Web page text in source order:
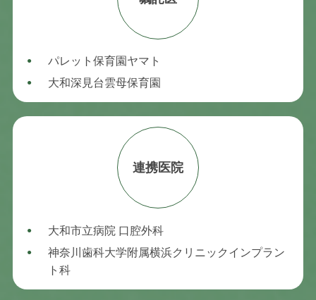
パレット保育園ヤマト
大和深見台雲母保育園
連携医院
大和市立病院 口腔外科
神奈川歯科大学附属横浜クリニックインプラン
ト科